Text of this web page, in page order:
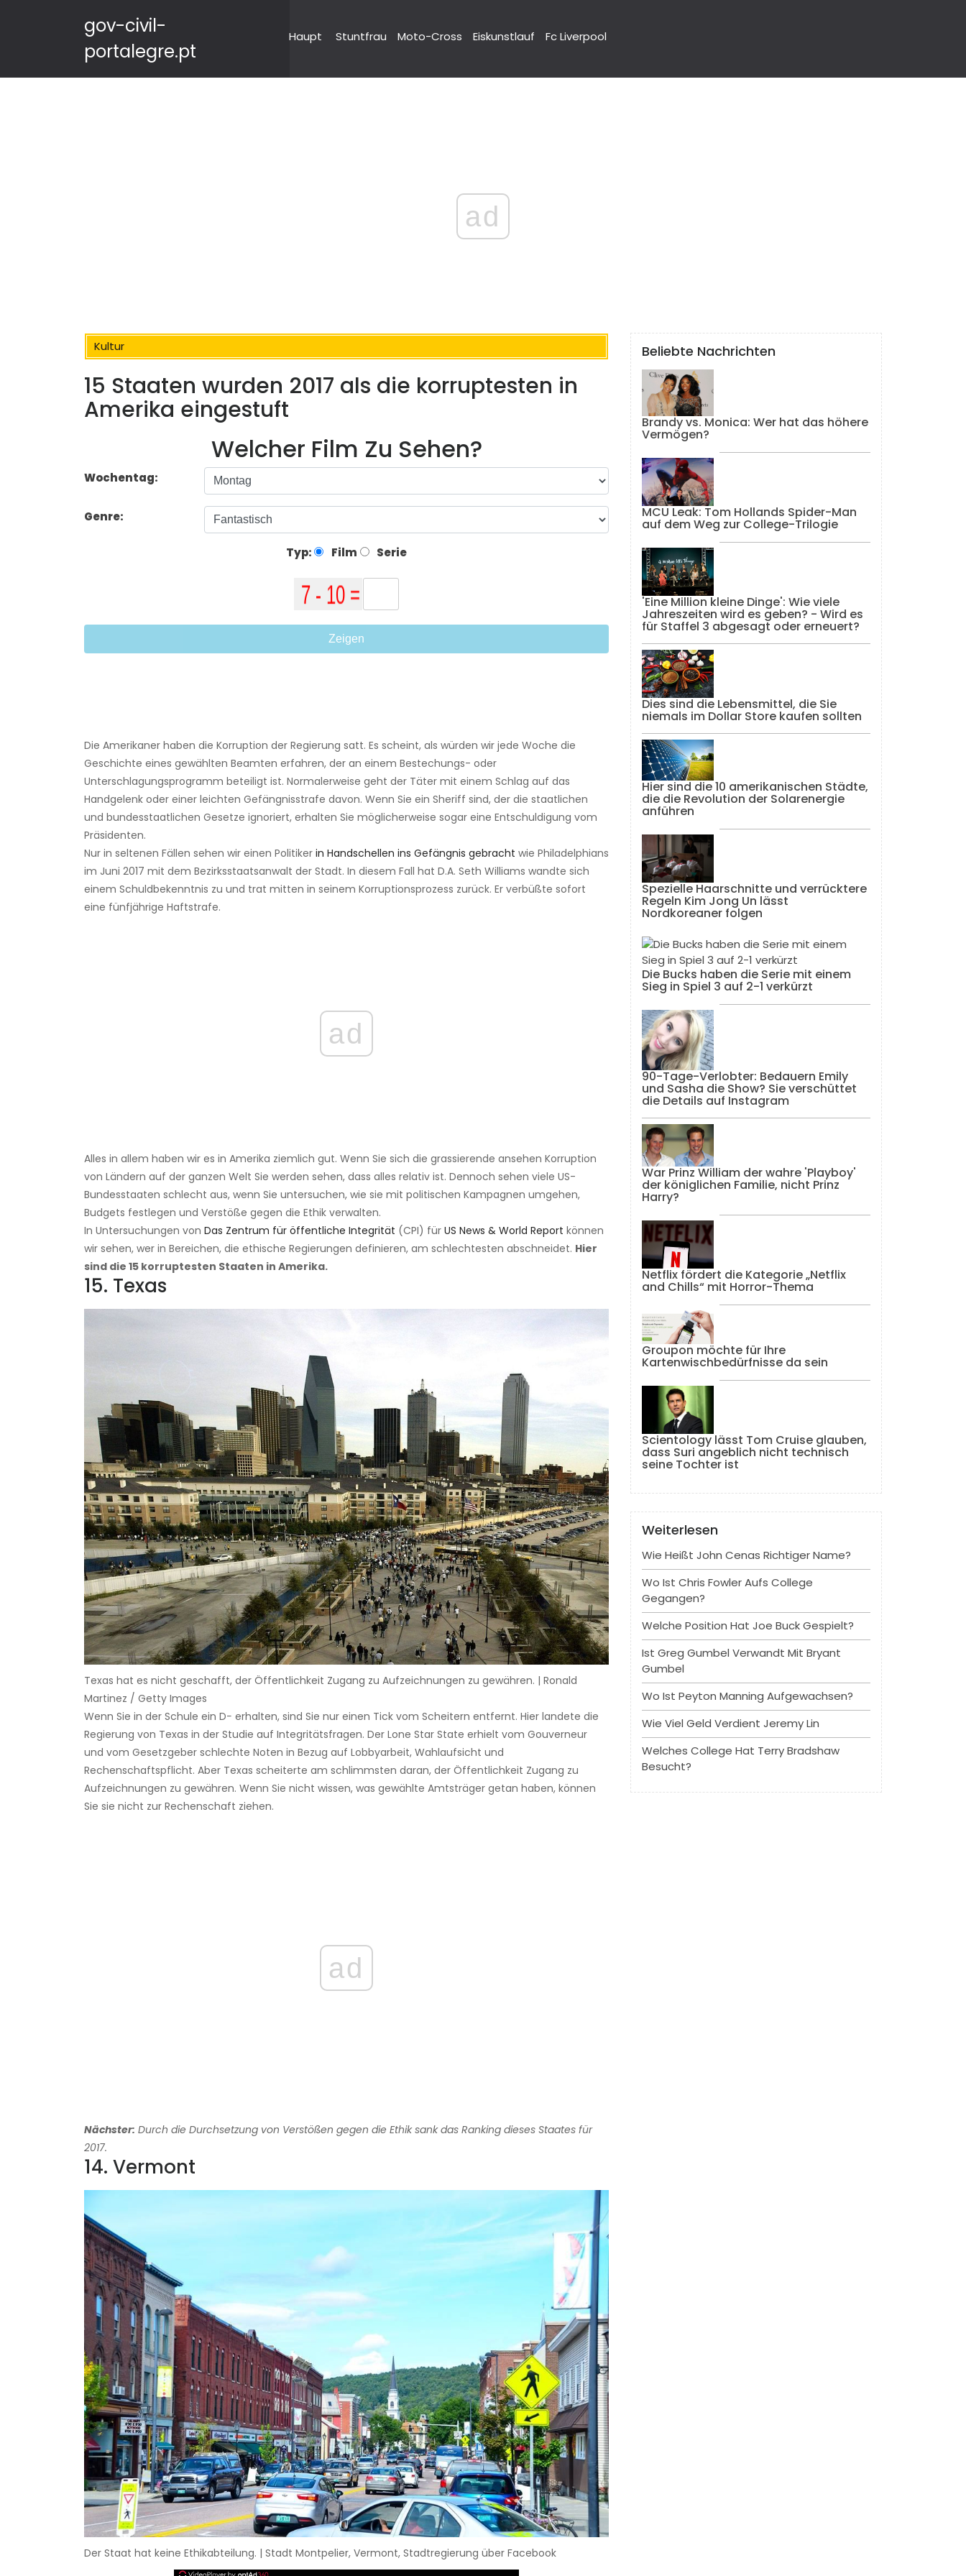
gov-civil-
portalegre.pt
Haupt Stuntfrau Moto-Cross Eiskunstlauf Fc Liverpool
ad
Kultur
15 Staaten wurden 2017 als die korruptesten in
Amerika eingestuft
Welcher Film Zu Sehen?
Wochentag:
Genre:
Typ: Film Serie
Zeigen
Die Amerikaner haben die Korruption der Regierung satt. Es scheint, als würden wir jede Woche die
Geschichte eines gewählten Beamten erfahren, der an einem Bestechungs- oder
Unterschlagungsprogramm beteiligt ist. Normalerweise geht der Täter mit einem Schlag auf das
Handgelenk oder einer leichten Gefängnisstrafe davon. Wenn Sie ein Sheriff sind, der die staatlichen
und bundesstaatlichen Gesetze ignoriert, erhalten Sie möglicherweise sogar eine Entschuldigung vom
Präsidenten.
Nur in seltenen Fällen sehen wir einen Politiker in Handschellen ins Gefängnis gebracht wie Philadelphians
im Juni 2017 mit dem Bezirksstaatsanwalt der Stadt. In diesem Fall hat D.A. Seth Williams wandte sich
einem Schuldbekenntnis zu und trat mitten in seinem Korruptionsprozess zurück. Er verbüßte sofort
eine fünfjährige Haftstrafe.
ad
Alles in allem haben wir es in Amerika ziemlich gut. Wenn Sie sich die grassierende ansehen Korruption
von Ländern auf der ganzen Welt Sie werden sehen, dass alles relativ ist. Dennoch sehen viele US-
Bundesstaaten schlecht aus, wenn Sie untersuchen, wie sie mit politischen Kampagnen umgehen,
Budgets festlegen und Verstöße gegen die Ethik verwalten.
In Untersuchungen von Das Zentrum für öffentliche Integrität (CPI) für US News & World Report können
wir sehen, wer in Bereichen, die ethische Regierungen definieren, am schlechtesten abschneidet. Hier
sind die 15 korruptesten Staaten in Amerika.
15. Texas
Texas hat es nicht geschafft, der Öffentlichkeit Zugang zu Aufzeichnungen zu gewähren. | Ronald
Martinez / Getty Images
Wenn Sie in der Schule ein D− erhalten, sind Sie nur einen Tick vom Scheitern entfernt. Hier landete die
Regierung von Texas in der Studie auf Integritätsfragen. Der Lone Star State erhielt vom Gouverneur
und vom Gesetzgeber schlechte Noten in Bezug auf Lobbyarbeit, Wahlaufsicht und
Rechenschaftspflicht. Aber Texas scheiterte am schlimmsten daran, der Öffentlichkeit Zugang zu
Aufzeichnungen zu gewähren. Wenn Sie nicht wissen, was gewählte Amtsträger getan haben, können
Sie sie nicht zur Rechenschaft ziehen.
ad
Nächster: Durch die Durchsetzung von Verstößen gegen die Ethik sank das Ranking dieses Staates für
2017.
14. Vermont
Der Staat hat keine Ethikabteilung. | Stadt Montpelier, Vermont, Stadtregierung über Facebook
Beliebte Nachrichten
Brandy vs. Monica: Wer hat das höhere
Vermögen?
MCU Leak: Tom Hollands Spider-Man
auf dem Weg zur College-Trilogie
'Eine Million kleine Dinge': Wie viele
Jahreszeiten wird es geben? - Wird es
für Staffel 3 abgesagt oder erneuert?
Dies sind die Lebensmittel, die Sie
niemals im Dollar Store kaufen sollten
Hier sind die 10 amerikanischen Städte,
die die Revolution der Solarenergie
anführen
Spezielle Haarschnitte und verrücktere
Regeln Kim Jong Un lässt
Nordkoreaner folgen
Die Bucks haben die Serie mit einem
Sieg in Spiel 3 auf 2-1 verkürzt
90-Tage-Verlobter: Bedauern Emily
und Sasha die Show? Sie verschüttet
die Details auf Instagram
War Prinz William der wahre 'Playboy'
der königlichen Familie, nicht Prinz
Harry?
Netflix fördert die Kategorie „Netflix
and Chills“ mit Horror-Thema
Groupon möchte für Ihre
Kartenwischbedürfnisse da sein
Scientology lässt Tom Cruise glauben,
dass Suri angeblich nicht technisch
seine Tochter ist
Weiterlesen
Wie Heißt John Cenas Richtiger Name?
Wo Ist Chris Fowler Aufs College
Gegangen?
Welche Position Hat Joe Buck Gespielt?
Ist Greg Gumbel Verwandt Mit Bryant
Gumbel
Wo Ist Peyton Manning Aufgewachsen?
Wie Viel Geld Verdient Jeremy Lin
Welches College Hat Terry Bradshaw
Besucht?